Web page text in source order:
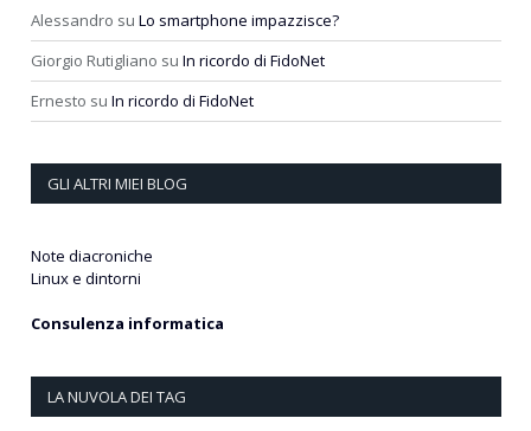
Alessandro su Lo smartphone impazzisce?
Giorgio Rutigliano su In ricordo di FidoNet
Ernesto su In ricordo di FidoNet
GLI ALTRI MIEI BLOG
Note diacroniche
Linux e dintorni
Consulenza informatica
LA NUVOLA DEI TAG